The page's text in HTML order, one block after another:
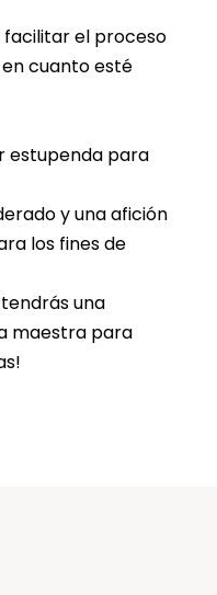
el proceso
cuanto esté
estupenda para
y una afición
los fines de
una
maestra para